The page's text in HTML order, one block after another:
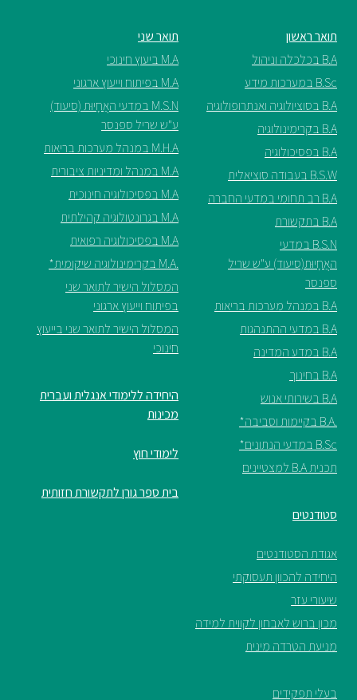
תואר ראשון
B.A בכלכלה וניהול
B.Sc במערכות מידע
B.A בסוציולוגיה ואנתרופולוגיה
B.A בקרימינולוגיה
B.A בפסיכולוגיה
B.S.W בעבודה סוציאלית
B.A רב תחומי במדעי החברה
B.A בתקשורת
B.S.N במדעי
האֲחָיוּת(סיעוד) ע"ש שריל
ספנסר
B.A במנהל מערכות בריאות
B.A במדעי ההתנהגות
B.A במדע המדינה
B.A בחינוך
B.A בשירותי אנוש
.B.A בקיימות וסביבה*
B.Sc במדעי הנתונים*
תכנית B.A למצטיינים
תואר שני
M.A ביעוץ חינוכי
M.A בפיתוח וייעוץ ארגוני
M.S.N במדעי האֲחָיוּת (סיעוד)
ע"ש שריל ספנסר
M.H.A במנהל מערכות בריאות
M.A במנהל ומדיניות ציבורית
M.A בפסיכולוגיה חינוכית
M.A בגרונטולוגיה קהילתית
M.A בפסיכולוגיה רפואית
.M.A בקרימינולוגיה שיקומית*
המסלול הישיר לתואר שני
בפיתוח וייעוץ ארגוני
המסלול הישיר לתואר שני בייעוץ
חינוכי
היחידה ללימודי אנגלית ועברית
מכינות
לימודי חוץ
בית ספר גורן לתקשורת חזותית
סטודנטים
אגודת הסטודנטים
היחידה להכוון תעסוקתי
שיעורי עזר
מכון ברוש לאבחון לקווית למידה
מניעת הטרדה מינית
בעלי תפקידים